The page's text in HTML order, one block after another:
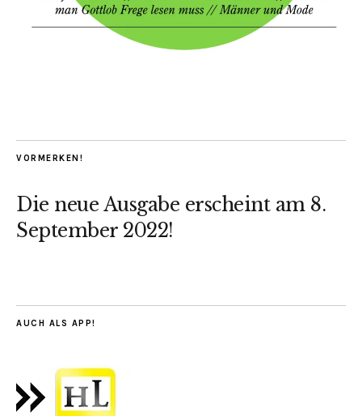
VORMERKEN!
Die neue Ausgabe erscheint am 8.
September 2022!
AUCH ALS APP!